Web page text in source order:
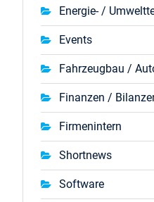
Energie- /
Events
Fahrzeugbau /
Finanzen /
Firmenintern
Shortnews
Software